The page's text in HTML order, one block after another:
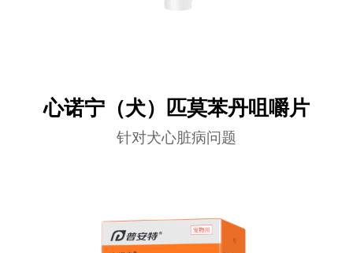
心诺宁（犬）匹莫苯丹咀嚼片
针对犬心脏病问题